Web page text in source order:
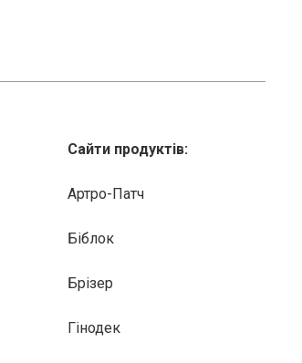
Сайти продуктів:
Артро-Патч
Біблок
Брізер
Гінодек